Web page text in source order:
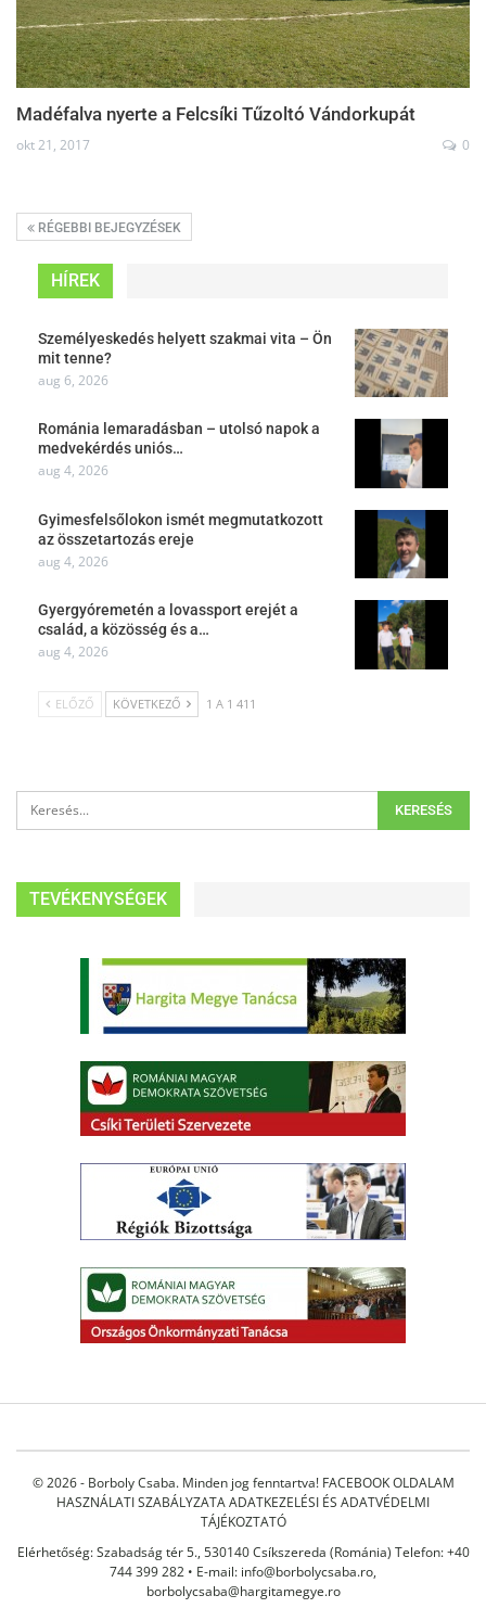
Madéfalva nyerte a Felcsíki Tűzoltó Vándorkupát
okt 21, 2017 0
RÉGEBBI BEJEGYZÉSEK
HÍREK
Személyeskedés helyett szakmai vita – Ön
mit tenne?
aug 6, 2026
Románia lemaradásban – utolsó napok a
medvekérdés uniós…
aug 4, 2026
Gyimesfelsőlokon ismét megmutatkozott
az összetartozás ereje
aug 4, 2026
Gyergyóremetén a lovassport erejét a
család, a közösség és a…
aug 4, 2026
ELŐZŐ KÖVETKEZŐ 1 A 1 411
TEVÉKENYSÉGEK
© 2026 - Borboly Csaba. Minden jog fenntartva! FACEBOOK OLDALAM
HASZNÁLATI SZABÁLYZATAADATKEZELÉSI ÉS ADATVÉDELMI
TÁJÉKOZTATÓ
Elérhetőség: Szabadság tér 5., 530140 Csíkszereda (Románia) Telefon: +40
744 399 282 • E-mail: info@borbolycsaba.ro,
borbolycsaba@hargitamegye.ro